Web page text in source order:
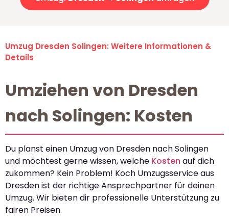
Umzug Dresden Solingen: Weitere Informationen &
Details
Umziehen von Dresden
nach Solingen: Kosten
Du planst einen Umzug von Dresden nach Solingen
und möchtest gerne wissen, welche Kosten auf dich
zukommen? Kein Problem! Koch Umzugsservice aus
Dresden ist der richtige Ansprechpartner für deinen
Umzug. Wir bieten dir professionelle Unterstützung zu
fairen Preisen.